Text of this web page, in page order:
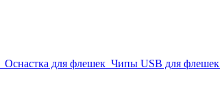
Оснастка для флешек Чипы USB для флешек